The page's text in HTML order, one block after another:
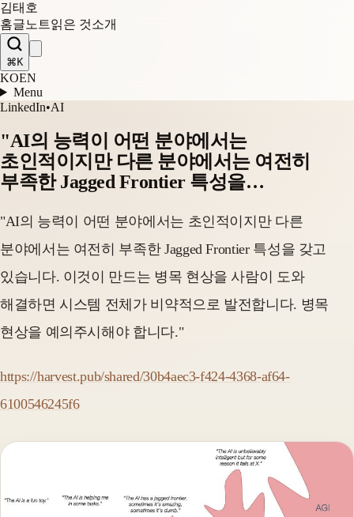
김태호
홈글 노트읽은 것소개
⌘K
KOEN
Menu
LinkedIn•AI
"AI의 능력이 어떤 분야에서는
초인적이지만 다른 분야에서는 여전히
부족한 Jagged Frontier 특성을…
"AI의 능력이 어떤 분야에서는 초인적이지만 다른
분야에서는 여전히 부족한 Jagged Frontier 특성을 갖고
있습니다. 이것이 만드는 병목 현상을 사람이 도와
해결하면 시스템 전체가 비약적으로 발전합니다. 병목
현상을 예의주시해야 합니다."
https://harvest.pub/shared/30b4aec3-f424-4368-af64-
6100546245f6